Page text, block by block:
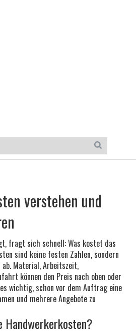
verstehen und
fragt sich schnell: Was kostet das
sind keine festen Zahlen, sondern
ab. Material, Arbeitszeit,
können den Preis nach oben oder
wichtig, schon vor dem Auftrag eine
und mehrere Angebote zu
Handwerkerkosten?